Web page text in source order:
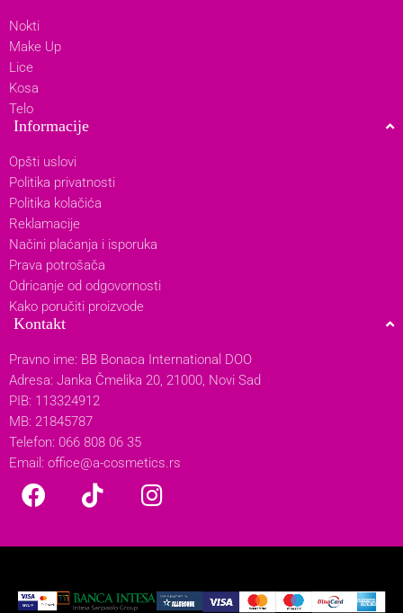
Nokti
Make Up
Lice
Kosa
Telo
Informacije
Opšti uslovi
Politika privatnosti
Politika kolačića
Reklamacije
Načini plaćanja i isporuka
Prava potrošača
Odricanje od odgovornosti
Kako poručiti proizvode
Kontakt
Pravno ime: BB Bonaca International DOO
Adresa: Janka Čmelika 20, 21000, Novi Sad
PIB: 113324912
MB: 21845787
Telefon: 066 808 06 35
Email: office@a-cosmetics.rs